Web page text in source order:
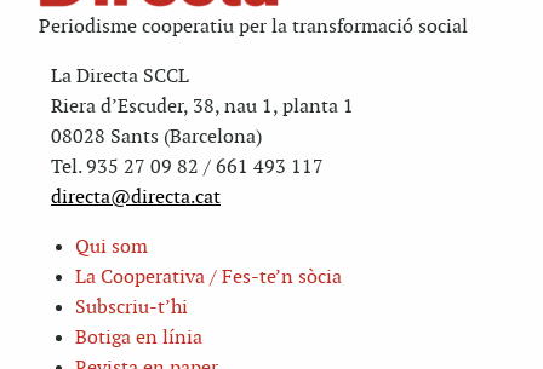
Periodisme cooperatiu per la transformació social
La Directa SCCL
Riera d’Escuder, 38, nau 1, planta 1
08028 Sants (Barcelona)
Tel. 935 27 09 82 / 661 493 117
directa@directa.cat
Qui som
La Cooperativa / Fes-te’n sòcia
Subscriu-t’hi
Botiga en línia